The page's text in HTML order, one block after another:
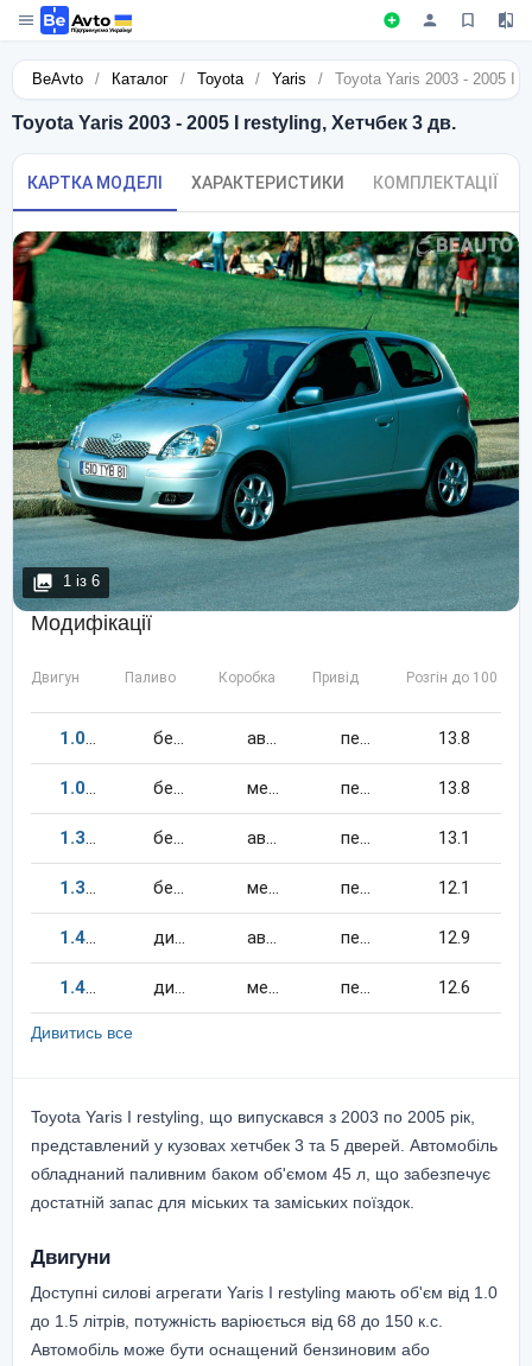
BeAvto / Каталог / Toyota / Yaris / Toyota Yaris 2003 - 2005 I
Toyota Yaris 2003 - 2005 I restyling, Хетчбек 3 дв.
КАРТКА МОДЕЛІ ХАРАКТЕРИСТИКИ КОМПЛЕКТАЦІЇ
1 із 6
Модифікації
Двигун Паливо Коробка Привід Розгін до 100 км/
1.068 бензин автомат передній 13.8
1.068 бензин механіка передній 13.8
1.386 бензин автомат передній 13.1
1.386 бензин механіка передній 12.1
1.475 дизель автомат передній 12.9
1.475 дизель механіка передній 12.6
Дивитись все
Toyota Yaris I restyling, що випускався з 2003 по 2005 рік,
представлений у кузовах хетчбек 3 та 5 дверей. Автомобіль
обладнаний паливним баком об'ємом 45 л, що забезпечує
достатній запас для міських та заміських поїздок.
Двигуни
Доступні силові агрегати Yaris I restyling мають об'єм від 1.0
до 1.5 літрів, потужність варіюється від 68 до 150 к.с.
Автомобіль може бути оснащений бензиновим або